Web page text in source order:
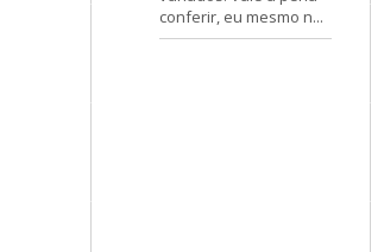
conferir, eu mesmo n...